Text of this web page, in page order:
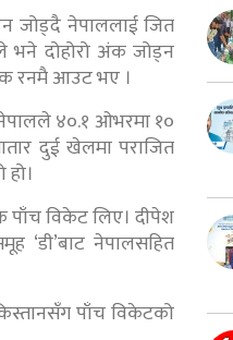
जोड्दै नेपाललाई जित
भने दोहोरो अंक जोड्न
रनमै आउट भए ।
नेपालले ४०.१ ओभरमा १०
दुई खेलमा पराजित
पाँच विकेट लिए। दीपेश
नेपालसहित
पाँच विकेटको